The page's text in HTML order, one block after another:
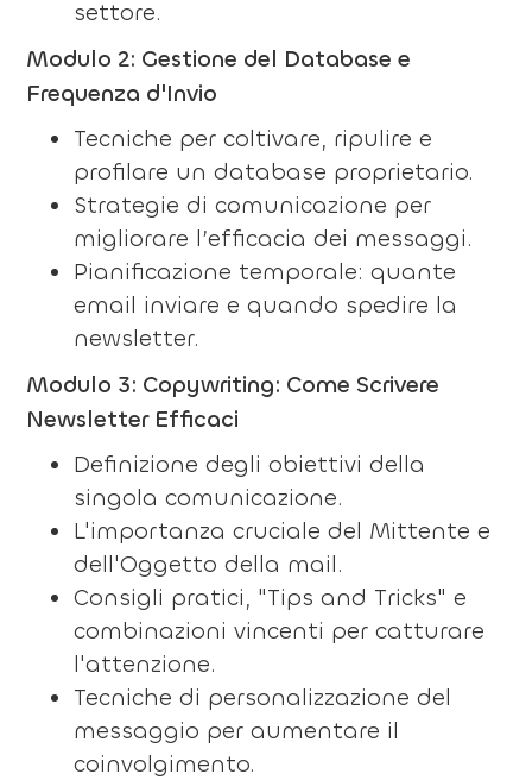
settore.
Modulo 2: Gestione del Database e
Frequenza d'Invio
Tecniche per coltivare, ripulire e
profilare un database proprietario.
Strategie di comunicazione per
migliorare l’efficacia dei messaggi.
Pianificazione temporale: quante
email inviare e quando spedire la
newsletter.
Modulo 3: Copywriting: Come Scrivere
Newsletter Efficaci
Definizione degli obiettivi della
singola comunicazione.
L'importanza cruciale del Mittente e
dell'Oggetto della mail.
Consigli pratici, "Tips and Tricks" e
combinazioni vincenti per catturare
l'attenzione.
Tecniche di personalizzazione del
messaggio per aumentare il
coinvolgimento.